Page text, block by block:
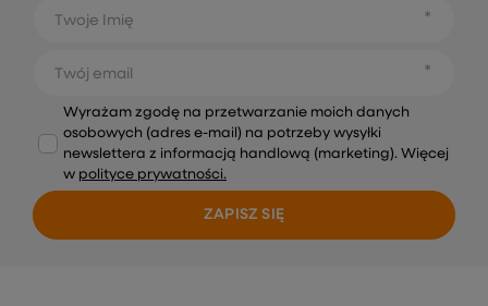
Twoje Imię
Twój email
Wyrażam zgodę na przetwarzanie moich danych
osobowych (adres e-mail) na potrzeby wysyłki
newslettera z informacją handlową (marketing). Więcej
w polityce prywatności.
ZAPISZ SIĘ